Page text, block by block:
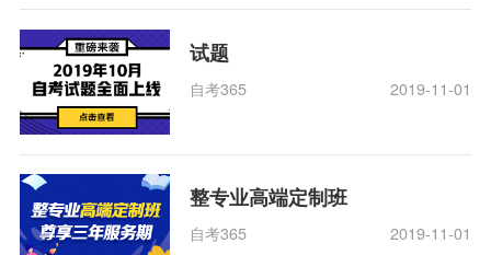
试题
自考365 2019-11-01
整专业高端定制班
自考365 2019-11-01